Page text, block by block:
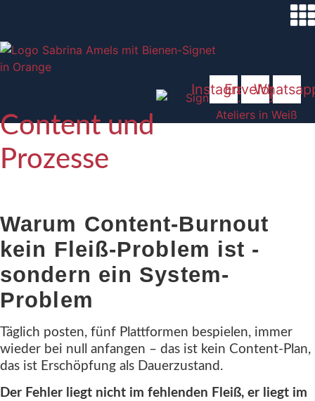
springen
InstagramEnvelope
Content und
Prozesse
Warum Content-Burnout
kein Fleiß-Problem ist -
sondern ein System-
Problem
Täglich posten, fünf Plattformen bespielen, immer
wieder bei null anfangen – das ist kein Content-Plan,
das ist Erschöpfung als Dauerzustand.
Der Fehler liegt nicht im fehlenden Fleiß, er liegt im